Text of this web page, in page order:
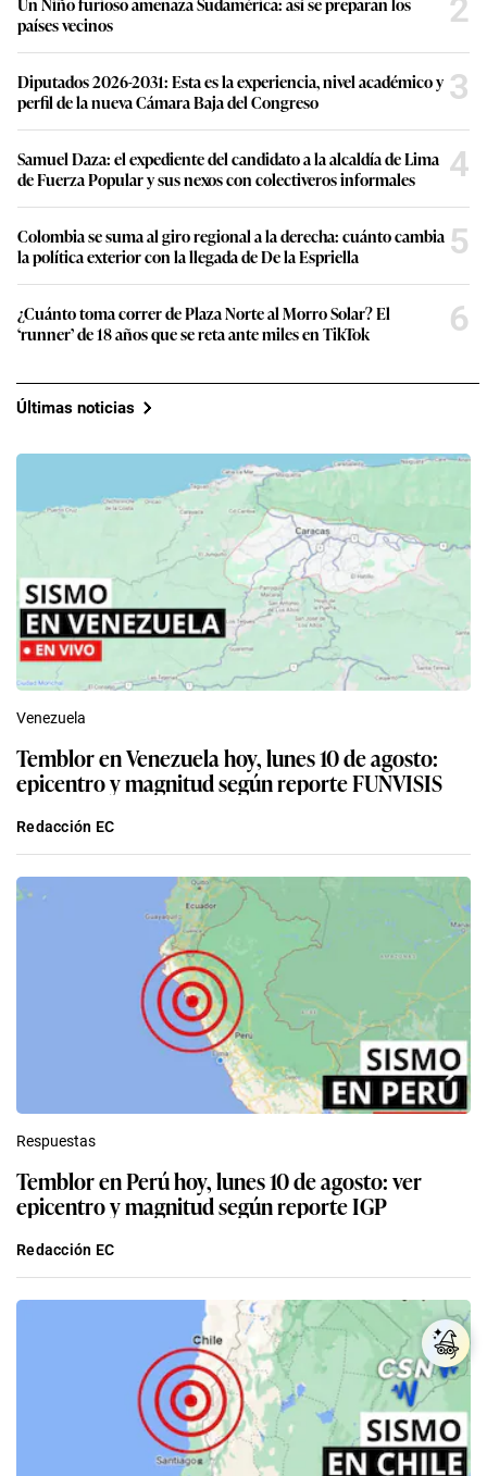
países vecinos
2
Diputados 2026-2031: Esta es la experiencia, nivel académico y
perfil de la nueva Cámara Baja del Congreso
3
Samuel Daza: el expediente del candidato a la alcaldía de Lima
de Fuerza Popular y sus nexos con colectiveros informales
4
Colombia se suma al giro regional a la derecha: cuánto cambia
la política exterior con la llegada de De la Espriella
5
¿Cuánto toma correr de Plaza Norte al Morro Solar? El
‘runner’ de 18 años que se reta ante miles en TikTok
6
Últimas noticias
Venezuela
Temblor en Venezuela hoy, lunes 10 de agosto:
epicentro y magnitud según reporte FUNVISIS
Redacción EC
Respuestas
Temblor en Perú hoy, lunes 10 de agosto: ver
epicentro y magnitud según reporte IGP
Redacción EC